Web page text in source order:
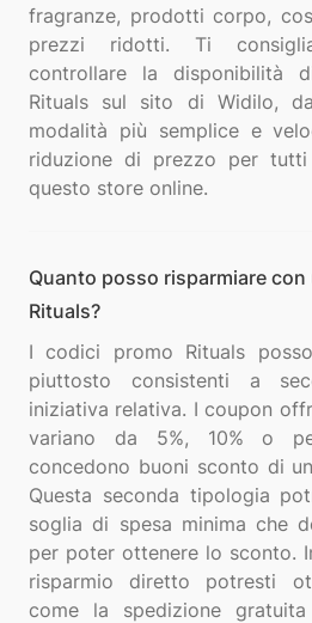
fragranze, prodotti corpo,
prezzi ridotti. Ti
controllare la disponibilità
Rituals sul sito di Widilo,
modalità più semplice e
riduzione di prezzo per
Quanto posso risparmiare
Rituals?
I codici promo Rituals
piuttosto consistenti a
iniziativa relativa. I coupon
variano da 5%, 10% o
concedono buoni sconto di
Questa seconda tipologia
soglia di spesa minima che
per poter ottenere lo sconto.
risparmio diretto potresti
come la spedizione